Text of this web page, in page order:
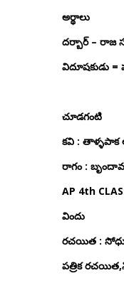
అర్థాలు
దర్బార్ – రాజ
విదూషకుడు =
చూడగంటి
కవి : తాళ్ళపాక
రాగం :
AP 4th
విందు
రచయిత :
పత్రిక